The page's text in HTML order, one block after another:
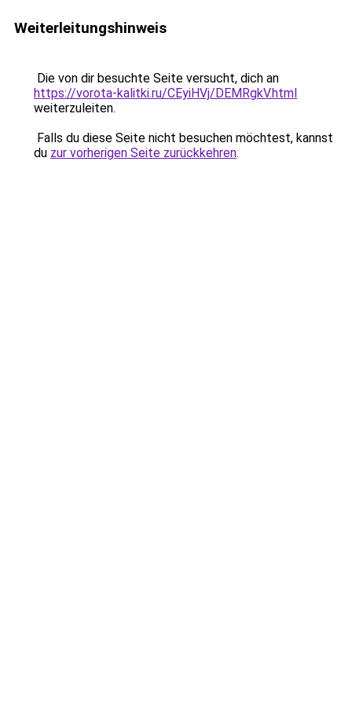
Weiterleitungshinweis
Die von dir besuchte Seite versucht, dich an
https://vorota-kalitki.ru/CEyiHVj/DEMRgkV.html
weiterzuleiten.
Falls du diese Seite nicht besuchen möchtest, kannst
du zur vorherigen Seite zurückkehren.